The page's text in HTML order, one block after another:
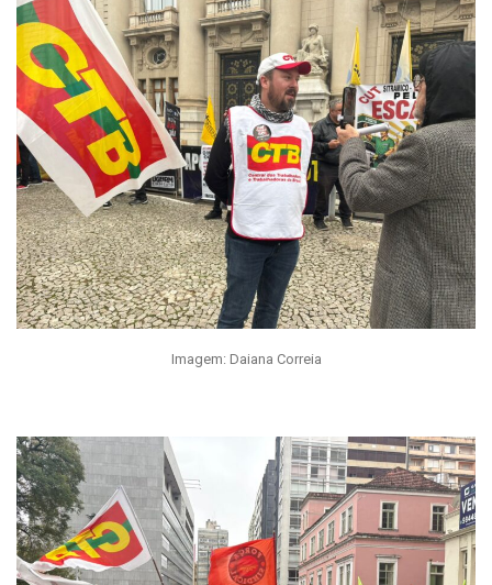
Imagem: Daiana Correia